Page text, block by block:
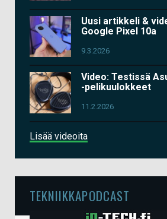
Uusi artikkeli &
Google Pixel 10a
9.3.2026
Video: Testissä
-pelikuulokkeet
11.2.2026
Lisää videoita
TEKNIIKKAPODCAST